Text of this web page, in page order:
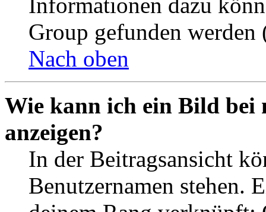
Informationen dazu
Group gefunden
Nach oben
Wie kann ich ein Bild bei
anzeigen?
In der Beitragsansicht
Benutzernamen stehen.